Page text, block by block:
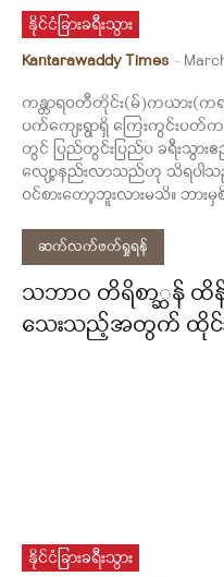
နိုင်ငံခြားခရီးသွား
Kantarawaddy Times -
ကန္တာရဝတီတိုင်း(မ်)ကယား(က
ပက်ကျေးရွာရှိ ကြေးကွင်းပတ်က
တွင် ပြည်တွင်းပြည်ပ ခရီးသွာ
လျော့နည်းလာသည်ဟု သိရပါသည်
ဝင်စားတော့ဘူးလားမသိ။ ဘား
ဆက်လက်ဖတ်ရှုရန်
သဘာဝ တိရိစာ္ဆန် ထိန်
သေးသည့်အတွက် ထိုင်း
နိုင်ငံခြားခရီးသွား